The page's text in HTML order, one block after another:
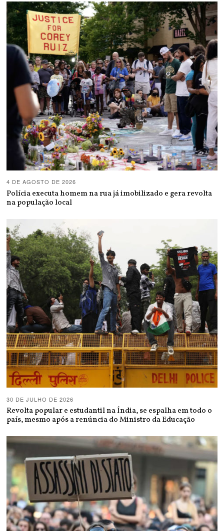
4 DE AGOSTO DE 2026
Polícia executa homem na rua já imobilizado e gera revolta
na população local
30 DE JULHO DE 2026
Revolta popular e estudantil na Índia, se espalha em todo o
país, mesmo após a renúncia do Ministro da Educação